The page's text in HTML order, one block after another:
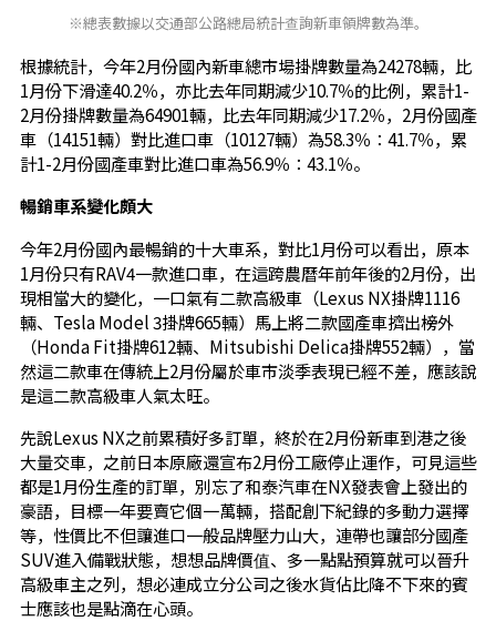
※總表數據以交通部公路總局統計查詢新車領牌數為準。
根據統計，今年2月份國內新車總市場掛牌數量為24278輛，比
1月份下滑達40.2％，亦比去年同期減少10.7％的比例，累計1-
2月份掛牌數量為64901輛，比去年同期減少17.2％，2月份國產
車（14151輛）對比進口車（10127輛）為58.3％：41.7％，累
計1-2月份國產車對比進口車為56.9％：43.1％。
暢銷車系變化頗大
今年2月份國內最暢銷的十大車系，對比1月份可以看出，原本
1月份只有RAV4一款進口車，在這跨農曆年前年後的2月份，出
現相當大的變化，一口氣有二款高級車（Lexus NX掛牌1116
輛、Tesla Model 3掛牌665輛）馬上將二款國產車擠出榜外
（Honda Fit掛牌612輛、Mitsubishi Delica掛牌552輛），當
然這二款車在傳統上2月份屬於車市淡季表現已經不差，應該說
是這二款高級車人氣太旺。
先說Lexus NX之前累積好多訂單，終於在2月份新車到港之後
大量交車，之前日本原廠還宣布2月份工廠停止運作，可見這些
都是1月份生產的訂單，別忘了和泰汽車在NX發表會上發出的
豪語，目標一年要賣它個一萬輛，搭配創下紀錄的多動力選擇
等，性價比不但讓進口一般品牌壓力山大，連帶也讓部分國產
SUV進入備戰狀態，想想品牌價值、多一點點預算就可以晉升
高級車主之列，想必連成立分公司之後水貨佔比降不下來的賓
士應該也是點滴在心頭。